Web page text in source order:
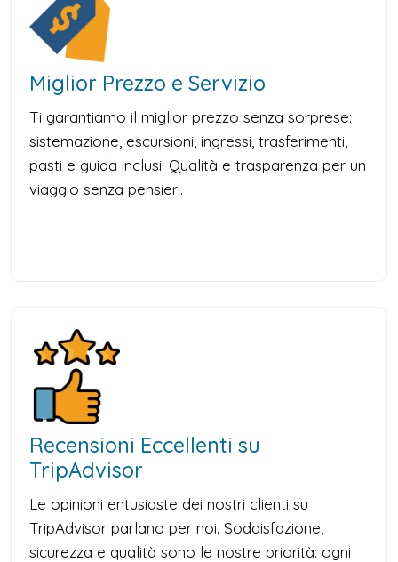
Miglior Prezzo e Servizio
Ti garantiamo il miglior prezzo senza sorprese:
sistemazione, escursioni, ingressi, trasferimenti,
pasti e guida inclusi. Qualità e trasparenza per un
viaggio senza pensieri.
Recensioni Eccellenti su
TripAdvisor
Le opinioni entusiaste dei nostri clienti su
TripAdvisor parlano per noi. Soddisfazione,
sicurezza e qualità sono le nostre priorità: ogni